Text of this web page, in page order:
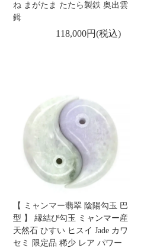
ね まがたま たたら製鉄 奥出雲
鉧
118,000円(税込)
【 ミャンマー翡翠 陰陽勾玉 巴
型 】 縁結び勾玉 ミャンマー産
天然石 ひすい ヒスイ Jade カワ
セミ 限定品 稀少 レア パワー